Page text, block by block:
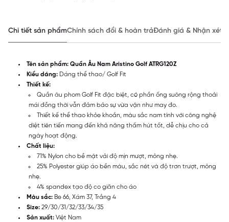
Chi tiết sản phẩmChính sách đổi & hoàn trảĐánh giá & Nhận xét
Tên sản phẩm: Quần Âu Nam Aristino Golf ATRG120Z
Kiểu dáng: Dáng thể thao/ Golf Fit
Thiết kế:
Quần âu phom Golf Fit đặc biệt, có phần ống suông rộng thoải
mái đồng thời vẫn đảm bảo sự vừa vặn như may đo.
Thiết kế thể thao khỏe khoắn, màu sắc nam tính với công nghệ
diệt tiên tiến mang đến khả năng thấm hút tốt, dễ chịu cho cả
ngày hoạt động.
Chất liệu:
71% Nylon cho bề mặt vải độ mịn mượt, mỏng nhẹ.
25% Polyester giúp áo bền màu, sắc nét và độ trơn trượt, mỏng
nhẹ.
4% spandex tạo độ co giãn cho áo
Màu sắc: Be 66, Xám 37, Trắng 4
Size: 29/30/31/32/33/34/35
Sản xuất: Việt Nam